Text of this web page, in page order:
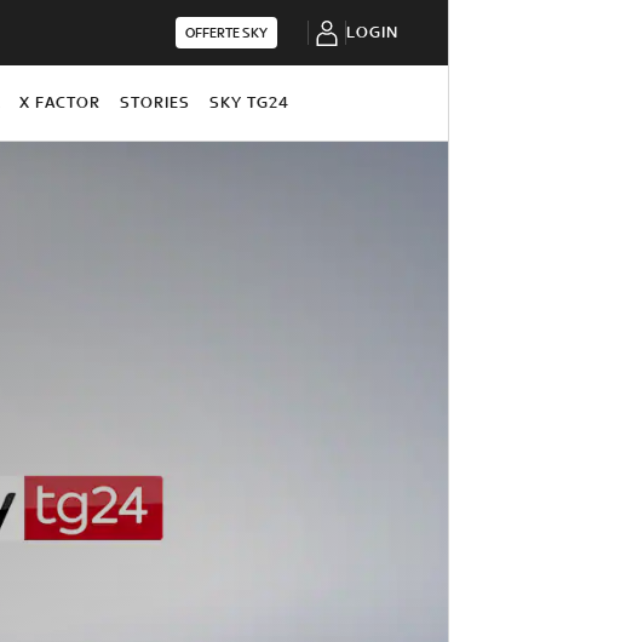
OFFERTE SKY LOGIN
X FACTOR STORIES SKY TG24